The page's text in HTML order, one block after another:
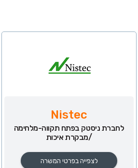
Nistec
לחברת ניסטק בפתח תקווה-מלחימה
/מבקרת איכות
לצפייה בפרטי המשרה